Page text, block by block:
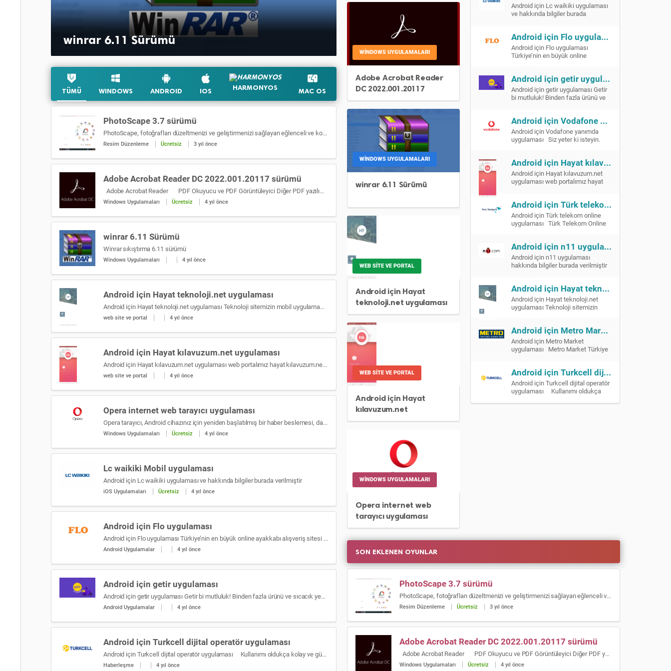
winrar 6.11 Sürümü
Android için Hayat teknoloji.net uygulaması
TÜMÜ WINDOWS ANDROID IOS HARMONYOS MAC OS
PhotoScape 3.7 sürümü
PhotoScape, fotoğrafları düzeltmenizi ve geliştirmenizi sağlayan eğlenceli ve kolay bir fotoğraf düzenleme yazılımıdır.
Resim Düzenleme Ücretsiz 3 yıl önce
Adobe Acrobat Reader DC 2022.001.20117 sürümü
Adobe Acrobat Reader PDF Okuyucu ve PDF Görüntüleyici Diğer PDF yazılımlarından çok daha güçlü olan Adobe Acrobat […]
Windows Uygulamaları Ücretsiz 4 yıl önce
winrar 6.11 Sürümü
Winrar sıkıştırma 6.11 sürümü
Windows Uygulamaları 4 yıl önce
Android için Hayat teknoloji.net uygulaması
Android için Hayat teknoloji.net uygulaması Teknoloji sitemizin mobil uygulaması , teknoloji dünyasındaki yeni gelişmeler yeni çıkan ürünlerin haberlerini sizlerle buluşturuyoruz.. teknoloji […]
web site ve portal 4 yıl önce
Android için Hayat kılavuzum.net uygulaması
Android için Hayat kılavuzum.net uygulaması web portalımız hayat kılavuzum.net in adroid platformundaki mobil uygulmasıdır. Hayat,Eğtiim ,sağlık ,canlı radyo tv,İslamiyet ,teknoloji,Hastaneler,Okullar,Camiler,öğrenci yurtları, […]
web site ve portal 4 yıl önce
Opera internet web tarayıcı uygulaması
Opera tarayıcı, Android cihazınız için yeniden başlatılmış bir haber beslemesi, dahili bir reklam engelleyici ve ücretsiz VPN içeren hızlı ve güvenli bir web tarayıcısıdır.
Windows Uygulamaları Ücretsiz 4 yıl önce
Lc waikiki Mobil uygulaması
Android için Lc waikiki uygulaması ve hakkında bilgiler burada verilmiştir
iOS Uygulamaları Ücretsiz 4 yıl önce
Android için Flo uygulaması
Android için Flo uygulaması Türkiye’nin en büyük online ayakkabı alışveriş sitesi FLO şimdi Google Play mobil uygulamasında! Kapıda nakit ödeme, mağazada […]
Android Uygulamalar 4 yıl önce
Android için getir uygulaması
Android için getir uygulaması Getir bi mutluluk! Binden fazla ürünü ve sıcacık yemekleri dakikalar içinde olduğunuz yere getiriyoruz! Zamanın kıymetini biliyoruz, […]
Android Uygulamalar 4 yıl önce
Android için Turkcell dijital operatör uygulaması
Android için Turkcell dijital operatör uygulaması Kullanımı oldukça kolay ve güvenli olan, ücretsiz Dijital Operatör Uygulaması’ndan; teknolojik ürün alışverişi, […]
Haberleşme 4 yıl önce
WINDOWS UYGULAMALARI
Adobe Acrobat Reader
DC 2022.001.20117
sürümü
WINDOWS UYGULAMALARI
winrar 6.11 Sürümü
WEB SITE VE PORTAL
Android için Hayat
teknoloji.net uygulaması
WEB SITE VE PORTAL
Android için Hayat
kılavuzum.net
uygulaması
WINDOWS UYGULAMALARI
Opera internet web
tarayıcı uygulaması
Android için Lc waikiki uygulaması
ve hakkında bilgiler burada
Android için Flo uygulaması
Android için Flo uygulaması
Türkiye’nin en büyük online
Kapıda nakit ödeme, mağazada […]
Android için getir uygulaması
Android için getir uygulaması Getir
bi mutluluk! Binden fazla ürünü ve
Zamanın kıymetini biliyoruz, […] Android için Vodafone yanımda uygulaması
Android için Vodafone yanımda
uygulaması Siz yeter ki isteyin.
neredeyseniz orada kolayca
halledin. […]
Android için Hayat kılavuzum.net uygulaması
Android için Hayat kılavuzum.net
uygulaması web portalımız hayat
Hayat,Eğtiim ,sağlık ,canlı radyo
tv,İslamiyet
,teknoloji,Hastaneler,Okullar,Camiler,öğrenci
yurtları, […]
Android için Türk telekom online uygulaması
Android için Türk telekom online
uygulaması Türk Telekom Online
aboneliklerinize ait […]
Android için n11 uygulaması
Android için n11 uygulaması
hakkında bilgiler burada verilmiştir
Android için Hayat teknoloji.net uygulaması
Android için Hayat teknoloji.net
uygulaması Teknoloji sitemizin
çıkan ürünlerin haberlerini sizlerle
buluşturuyoruz.. teknoloji […]
Android için Metro Market uygulaması
Android için Metro Market
uygulaması Metro Market Türkiye
görebilir ve güncel kataloglarımızı
inceleyebilirsiniz. […]
Android için Turkcell dijital operatör uygulaması
Android için Turkcell dijital operatör
uygulaması Kullanımı oldukça
SON EKLENEN OYUNLAR
PhotoScape 3.7 sürümü
PhotoScape, fotoğrafları düzeltmenizi ve geliştirmenizi sağlayan eğlenceli ve kolay bir fotoğraf düzenleme yazılımıdır.
Resim Düzenleme Ücretsiz 3 yıl önce
Adobe Acrobat Reader DC 2022.001.20117 sürümü
Adobe Acrobat Reader PDF Okuyucu ve PDF Görüntüleyici Diğer PDF yazılımlarından çok daha güçlü olan Adobe Acrobat […]
Windows Uygulamaları Ücretsiz 4 yıl önce